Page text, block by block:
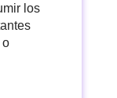
los
o